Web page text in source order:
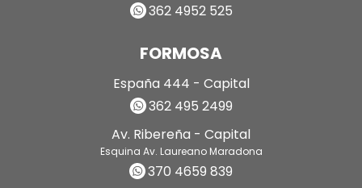
362 4952 525
FORMOSA
España 444 - Capital
362 495 2499
Av. Ribereña - Capital
Esquina Av. Laureano Maradona
370 4659 839